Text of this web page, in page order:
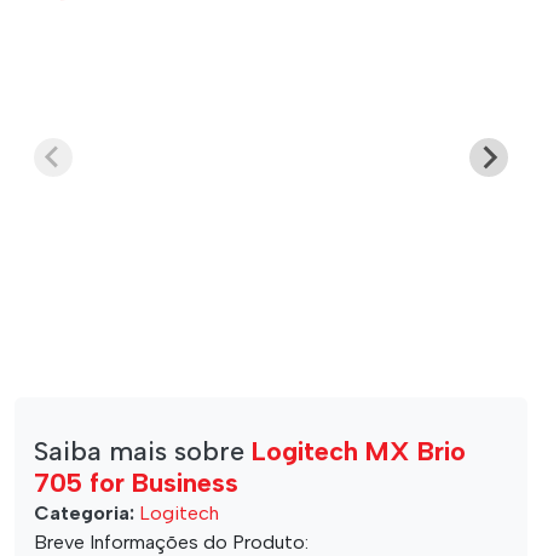
Saiba mais sobre Logitech MX Brio
705 for Business
Categoria: Logitech
Breve Informações do Produto: